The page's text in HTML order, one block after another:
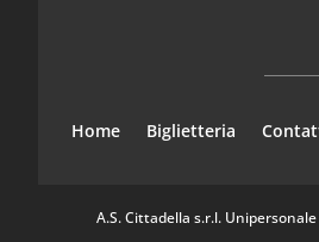
Home Biglietteria
A.S. Cittadella s.r.l. Unipersonale